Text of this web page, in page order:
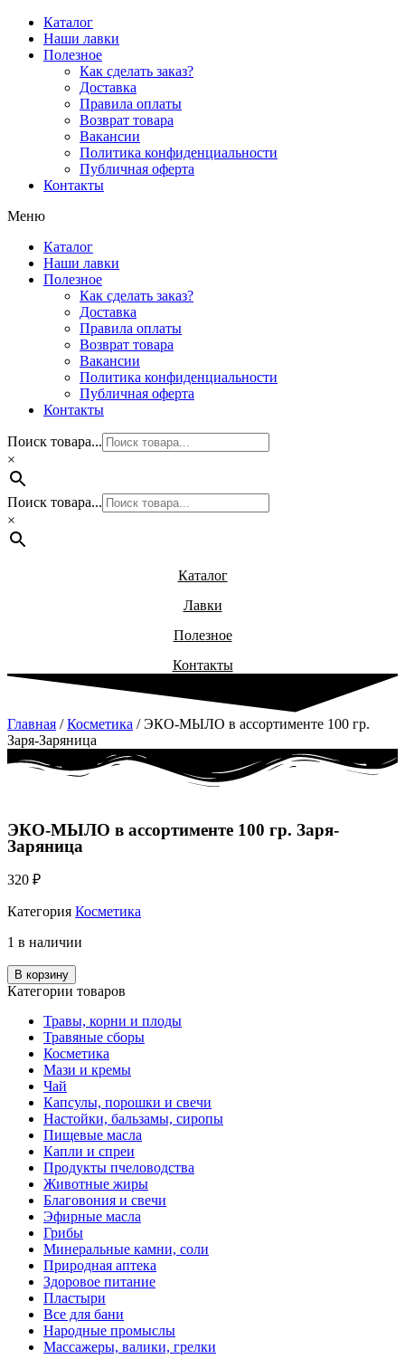
Перейти
содержимому
Каталог
Наши лавки
Полезное
Как сделать заказ?
Доставка
Правила оплаты
Возврат товара
Вакансии
Политика конфиденциальности
Публичная оферта
Контакты
Меню
Каталог
Наши лавки
Полезное
Как сделать заказ?
Доставка
Правила оплаты
Возврат товара
Вакансии
Политика конфиденциальности
Публичная оферта
Контакты
Поиск товара...
×
Поиск товара...
×
Каталог
Лавки
Полезное
Контакты
Главная /Косметика / ЭКО-МЫЛО в ассортименте 100 гр.
Заря-Заряница
ЭКО-МЫЛО в ассортименте 100 гр. Заря-
Заряница
320 ₽
Категория Косметика
1 в наличии
В корзину
Категории товаров
Травы, корни и плоды
Травяные сборы
Косметика
Мази и кремы
Чай
Капсулы, порошки и свечи
Настойки, бальзамы, сиропы
Пищевые масла
Капли и спреи
Продукты пчеловодства
Животные жиры
Благовония и свечи
Эфирные масла
Грибы
Минеральные камни, соли
Природная аптека
Здоровое питание
Пластыри
Все для бани
Народные промыслы
Массажеры, валики, грелки​